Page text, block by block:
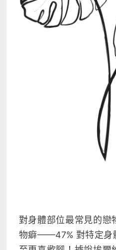
對身體部位最常見的戀
物癖——47% 對特定身